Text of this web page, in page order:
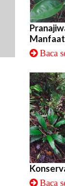
Manfaat
Baca
Baca